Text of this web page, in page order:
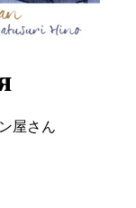
屋さん